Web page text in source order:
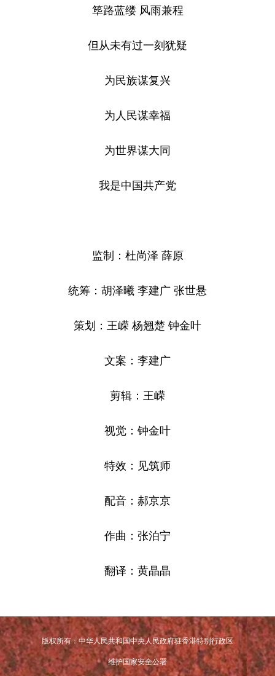
筚路蓝缕 风雨兼程
但从未有过一刻犹疑
为民族谋复兴
为人民谋幸福
为世界谋大同
我是中国共产党
监制：杜尚泽 薛原
统筹：胡泽曦 李建广 张世悬
策划：王嵘 杨翘楚 钟金叶
文案：李建广
剪辑：王嵘
视觉：钟金叶
特效：见筑师
配音：郝京京
作曲：张泊宁
翻译：黄晶晶
版权所有：中华人民共和国中央人民政府驻香港特别行政区
维护国家安全公署